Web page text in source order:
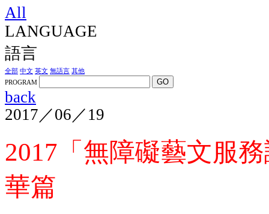
All
LANGUAGE
語言
全部 中文 英文 無語言 其他
PROGRAM
GO
back
2017／06／19
2017「無障礙藝文服
華篇